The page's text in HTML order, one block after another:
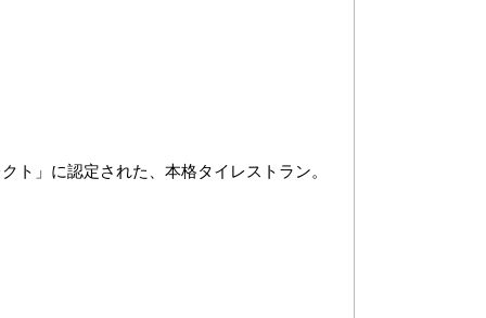
ト」に認定された、本格タイレストラン。